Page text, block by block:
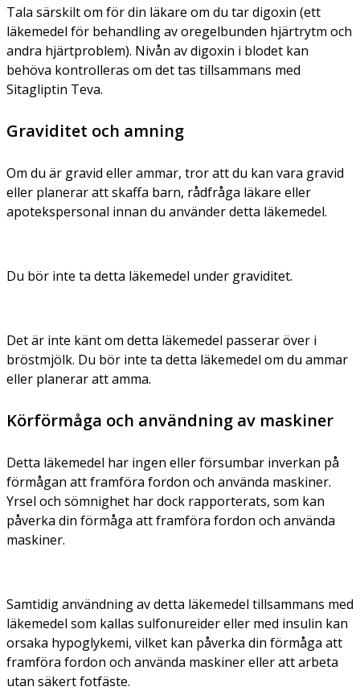
Tala särskilt om för din läkare om du tar digoxin (ett
läkemedel för behandling av oregelbunden hjärtrytm och
andra hjärtproblem). Nivån av digoxin i blodet kan
behöva kontrolleras om det tas tillsammans med
Sitagliptin Teva.
Graviditet och amning
Om du är gravid eller ammar, tror att du kan vara gravid
eller planerar att skaffa barn, rådfråga läkare eller
apotekspersonal innan du använder detta läkemedel.
Du bör inte ta detta läkemedel under graviditet.
Det är inte känt om detta läkemedel passerar över i
bröstmjölk. Du bör inte ta detta läkemedel om du ammar
eller planerar att amma.
Körförmåga och användning av maskiner
Detta läkemedel har ingen eller försumbar inverkan på
förmågan att framföra fordon och använda maskiner.
Yrsel och sömnighet har dock rapporterats, som kan
påverka din förmåga att framföra fordon och använda
maskiner.
Samtidig användning av detta läkemedel tillsammans med
läkemedel som kallas sulfonureider eller med insulin kan
orsaka hypoglykemi, vilket kan påverka din förmåga att
framföra fordon och använda maskiner eller att arbeta
utan säkert fotfäste.